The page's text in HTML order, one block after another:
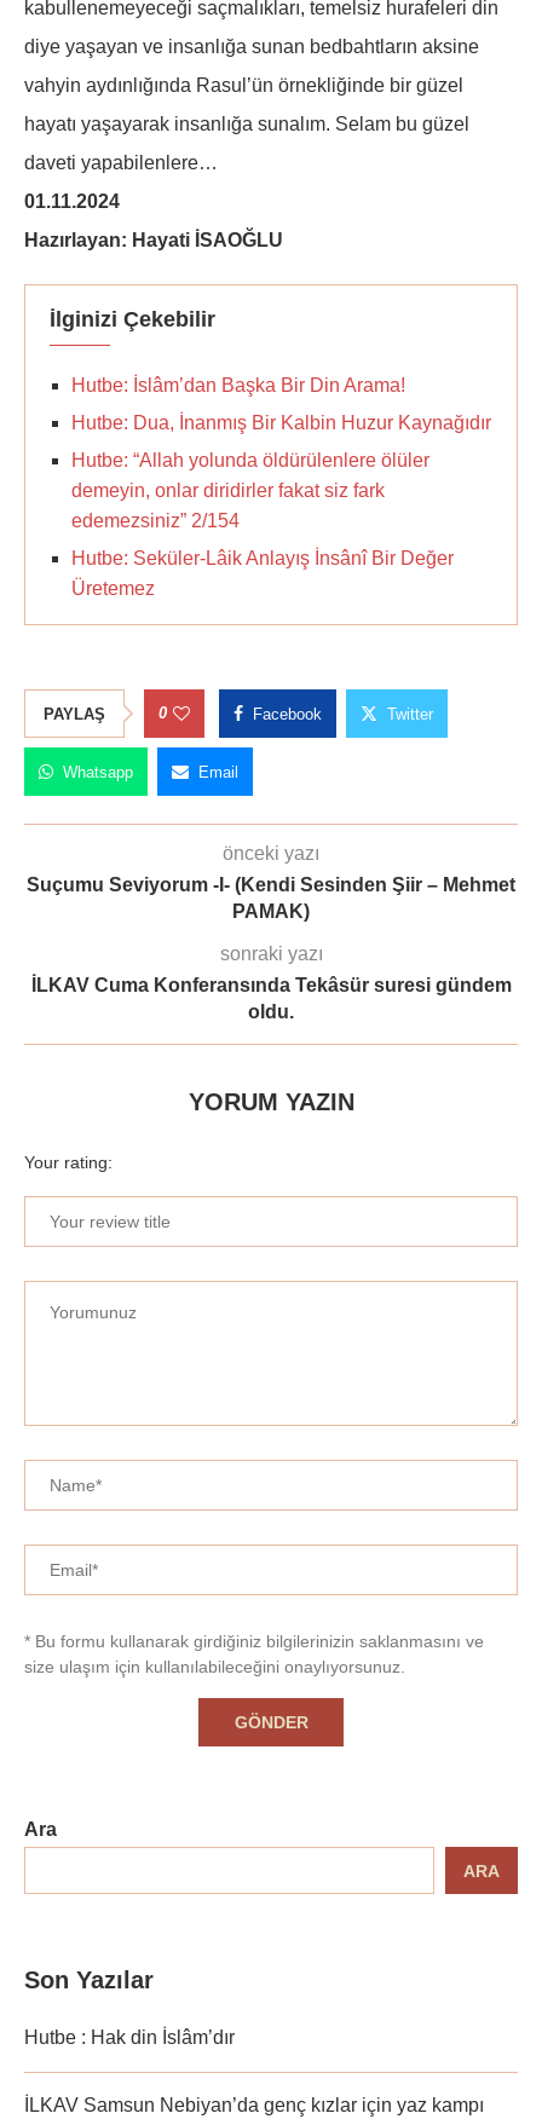
kabullenemeyeceği saçmalıkları, temelsiz hurafeleri din
diye yaşayan ve insanlığa sunan bedbahtların aksine
vahyin aydınlığında Rasul’ün örnekliğinde bir güzel
hayatı yaşayarak insanlığa sunalım. Selam bu güzel
daveti yapabilenlere…
01.11.2024
Hazırlayan: Hayati İSAOĞLU
İlginizi Çekebilir
Hutbe: İslâm’dan Başka Bir Din Arama!
Hutbe: Dua, İnanmış Bir Kalbin Huzur Kaynağıdır
Hutbe: “Allah yolunda öldürülenlere ölüler
demeyin, onlar diridirler fakat siz fark
edemezsiniz” 2/154
Hutbe: Seküler-Lâik Anlayış İnsânî Bir Değer
Üretemez
PAYLAŞ 0 Facebook Twitter
Whatsapp Email
önceki yazı
Suçumu Seviyorum -I- (Kendi Sesinden Şiir – Mehmet
PAMAK)
sonraki yazı
İLKAV Cuma Konferansında Tekâsür suresi gündem
oldu.
YORUM YAZIN
Your rating:
* Bu formu kullanarak girdiğiniz bilgilerinizin saklanmasını ve
size ulaşım için kullanılabileceğini onaylıyorsunuz.
Ara
ARA
Son Yazılar
Hutbe : Hak din İslâm’dır
İLKAV Samsun Nebiyan’da genç kızlar için yaz kampı